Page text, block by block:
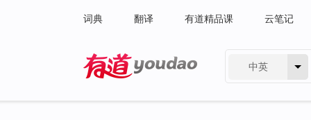
词典 翻译 有道精品课 云笔记
中英